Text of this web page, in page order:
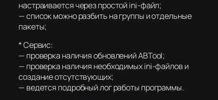
настраивается через простой ini-файл;
— список можно разбить на группы и отдельные
пакеты;
* Сервис:
— проверка наличия обновлений ABTool;
— проверка наличия необходимых ini-файлов и
создание отсутствующих;
— ведется подробный лог работы программы.